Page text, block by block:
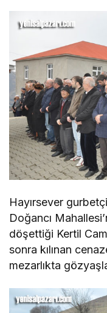
Hayırsever
Doğancı
döşettiği Kertil
sonra kılınan
mezarlıkta